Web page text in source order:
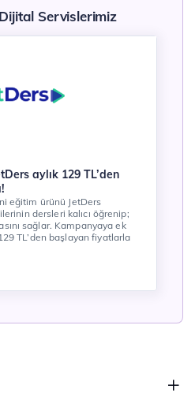
Servislerimiz
aylık 129 TL’den
eğitim ürünü JetDers
dersleri kalıcı öğrenip;
sağlar. Kampanyaya ek
TL’den başlayan fiyatlarla